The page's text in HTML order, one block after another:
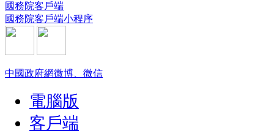
國務院客戶端
國務院客戶端小程序
中國政府網微博、微信
電腦版
客戶端